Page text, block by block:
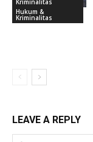
Kriminalitas
Hukum &
Kriminalitas
LEAVE A REPLY